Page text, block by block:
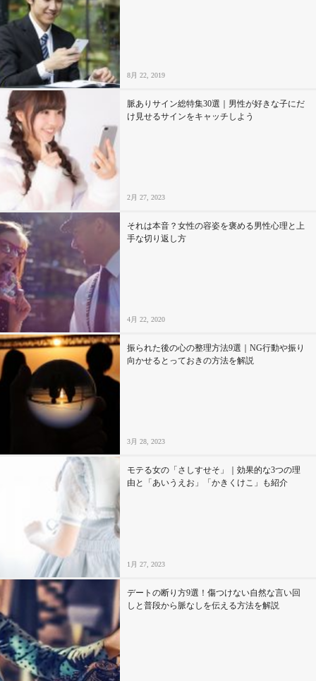
8月 22, 2019
脈ありサイン総特集30選｜男性が好きな子にだ
け見せるサインをキャッチしよう
2月 27, 2023
それは本音？女性の容姿を褒める男性心理と上
手な切り返し方
4月 22, 2020
振られた後の心の整理方法9選｜NG行動や振り
向かせるとっておきの方法を解説
3月 28, 2023
モテる女の「さしすせそ」｜効果的な3つの理
由と「あいうえお」「かきくけこ」も紹介
1月 27, 2023
デートの断り方9選！傷つけない自然な言い回
しと普段から脈なしを伝える方法を解説